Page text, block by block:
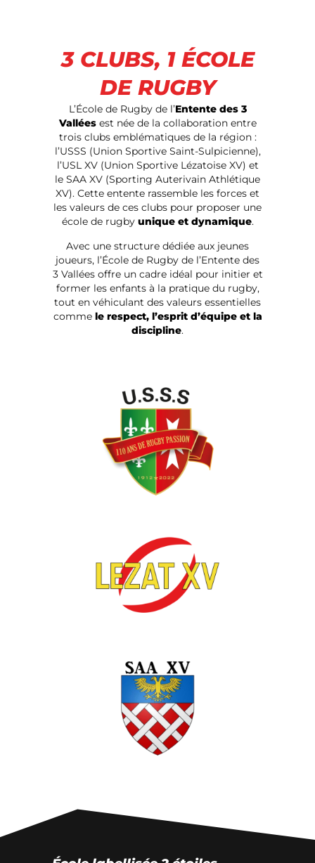
3 CLUBS, 1 ÉCOLE
DE RUGBY
L’École de Rugby de l’Entente des 3
Valléesest née de la collaboration entre
trois clubs emblématiques de la région :
l’USSS (Union Sportive Saint-Sulpicienne),
l’USL XV (Union Sportive Lézatoise XV) et
le SAA XV (Sporting Auterivain Athlétique
XV). Cette entente rassemble les forces et
les valeurs de ces clubs pour proposer une
école de rugby unique et dynamique.
Avec une structure dédiée aux jeunes
joueurs, l’École de Rugby de l’Entente des
3 Vallées offre un cadre idéal pour initier et
former les enfants à la pratique du rugby,
tout en véhiculant des valeurs essentielles
comme le respect, l’esprit d’équipe et la
discipline.